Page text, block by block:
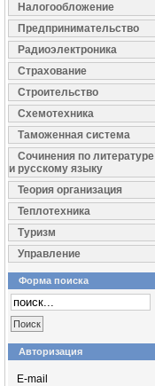
Налогообложение
Предпринимательство
Радиоэлектроника
Страхование
Строительство
Схемотехника
Таможенная система
Сочинения по литературе
и русскому языку
Теория организация
Теплотехника
Туризм
Управление
Форма поиска
Авторизация
E-mail